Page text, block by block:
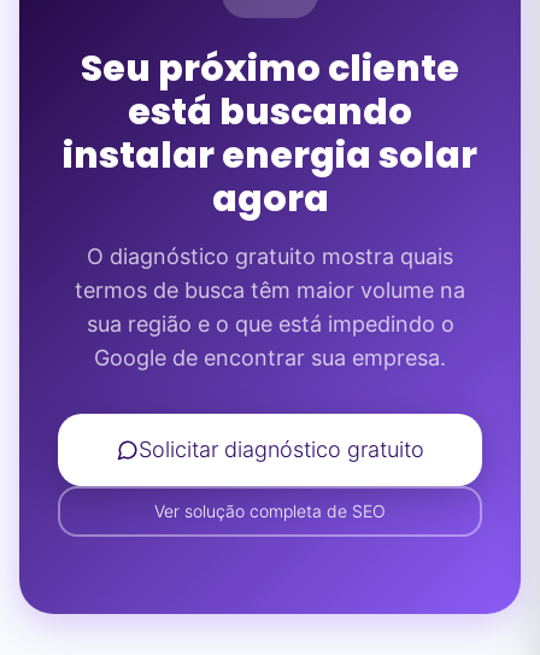
Seu próximo cliente
está buscando
instalar energia solar
agora
O diagnóstico gratuito mostra quais
termos de busca têm maior volume na
sua região e o que está impedindo o
Google de encontrar sua empresa.
Solicitar diagnóstico gratuito
Ver solução completa de SEO